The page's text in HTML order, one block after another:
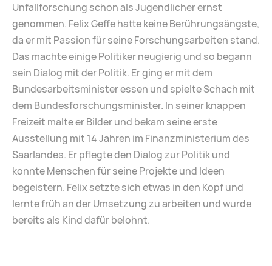
Unfallforschung schon als Jugendlicher ernst
genommen. Felix Geffe hatte keine Berührungsängste,
da er mit Passion für seine Forschungsarbeiten stand.
Das machte einige Politiker neugierig und so begann
sein Dialog mit der Politik. Er ging er mit dem
Bundesarbeitsminister essen und spielte Schach mit
dem Bundesforschungsminister. In seiner knappen
Freizeit malte er Bilder und bekam seine erste
Ausstellung mit 14 Jahren im Finanzministerium des
Saarlandes. Er pflegte den Dialog zur Politik und
konnte Menschen für seine Projekte und Ideen
begeistern. Felix setzte sich etwas in den Kopf und
lernte früh an der Umsetzung zu arbeiten und wurde
bereits als Kind dafür belohnt.